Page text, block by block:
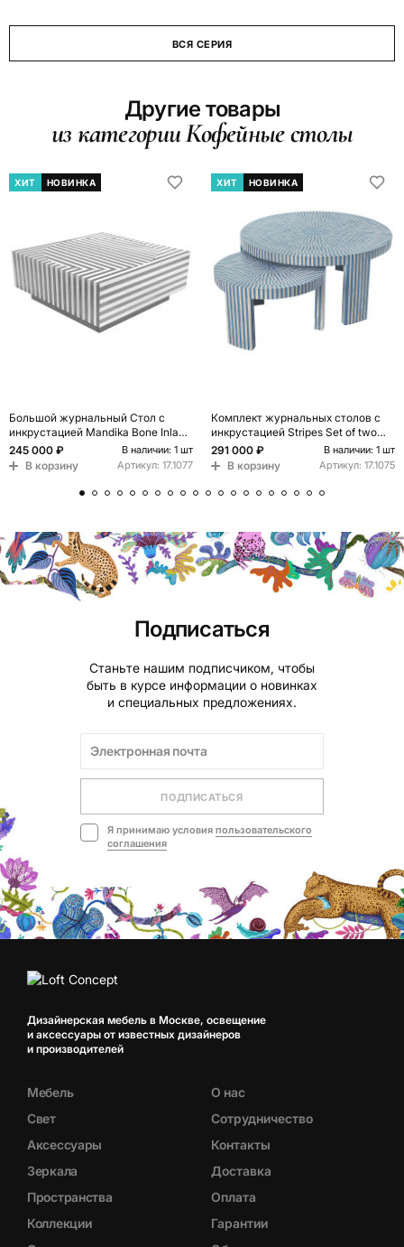
ВСЯ СЕРИЯ
Другие товары
из категории Кофейные столы
ХИТ НОВИНКА
Большой журнальный Стол с
инкрустацией Mandika Bone Inlay
Coffee Table
245 000 ₽ В наличии: 1 шт
В корзину Артикул: 17.1077
ХИТ НОВИНКА
Комплект журнальных столов с
инкрустацией Stripes Set of two
tables blue
291 000 ₽ В наличии: 1 шт
В корзину Артикул: 17.1075
Подписаться
Станьте нашим подписчиком, чтобы
быть в курсе информации о новинках
и специальных предложениях.
ПОДПИСАТЬСЯ
Я принимаю условия пользовательского
соглашения
Дизайнерская мебель в Москве, освещение
и аксессуары от известных дизайнеров
и производителей
Мебель
Свет
Аксессуары
Зеркала
Пространства
Коллекции
О нас
Сотрудничество
Контакты
Доставка
Оплата
Гарантии